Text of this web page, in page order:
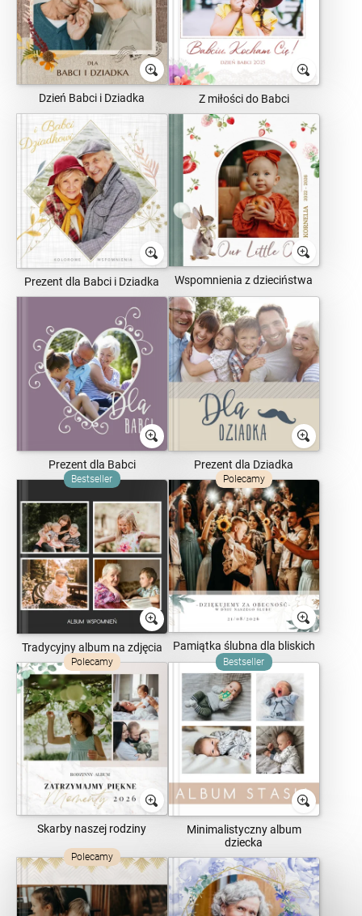
Dzień Babci i Dziadka Z miłości do Babci
Prezent dla Babci i Dziadka Wspomnienia z dzieciństwa
Prezent dla Babci Prezent dla Dziadka
Bestseller
Tradycyjny album na zdjęcia
Polecamy
Pamiątka ślubna dla bliskich
Polecamy
Skarby naszej rodziny
Bestseller
Minimalistyczny album
dziecka
Polecamy